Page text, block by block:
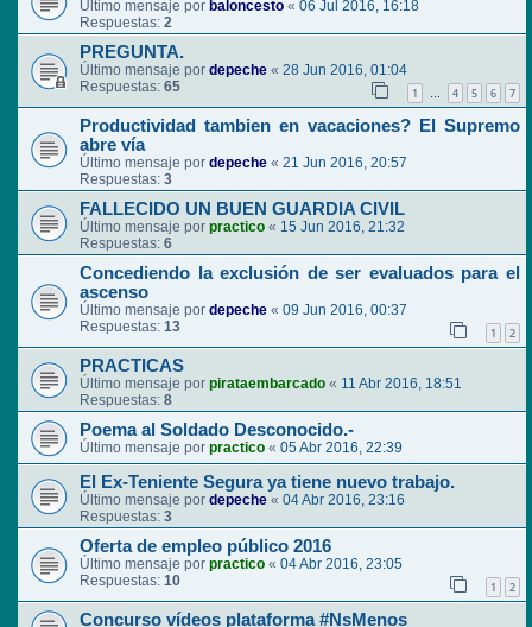
Último mensaje por baloncesto « 06 Jul 2016, 16:18
Respuestas: 2
PREGUNTA.
Último mensaje por depeche « 28 Jun 2016, 01:04
Respuestas: 65 1 … 4 5 6 7
Productividad tambien en vacaciones? El Supremo
abre vía
Último mensaje por depeche « 21 Jun 2016, 20:57
Respuestas: 3
FALLECIDO UN BUEN GUARDIA CIVIL
Último mensaje por practico « 15 Jun 2016, 21:32
Respuestas: 6
Concediendo la exclusión de ser evaluados para el
ascenso
Último mensaje por depeche « 09 Jun 2016, 00:37
Respuestas: 13 1 2
PRACTICAS
Último mensaje por pirataembarcado « 11 Abr 2016, 18:51
Respuestas: 8
Poema al Soldado Desconocido.-
Último mensaje por practico « 05 Abr 2016, 22:39
El Ex-Teniente Segura ya tiene nuevo trabajo.
Último mensaje por depeche « 04 Abr 2016, 23:16
Respuestas: 3
Oferta de empleo público 2016
Último mensaje por practico « 04 Abr 2016, 23:05
Respuestas: 10 1 2
Concurso vídeos plataforma #NsMenos